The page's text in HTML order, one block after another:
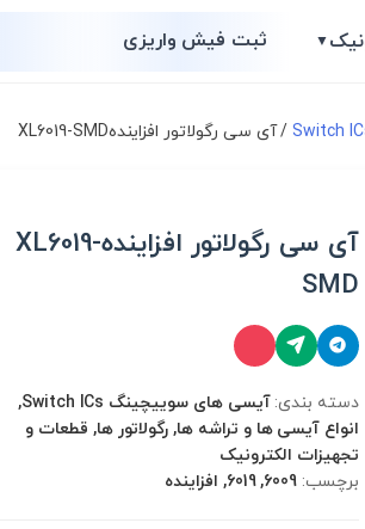
▼ ثبت فیش واریزی
/ آی سی رگولاتور افزایندهXL6019-SMD
آی سی رگولاتور افزایندهXL6019-
SMD
دسته بندی:
آیسی های سوییچینگ Switch ICs,
انواع آیسی ها و تراشه ها, رگولاتور ها, قطعات و
تجهیزات الکترونیک
برچسب: 6009, 6019, افزاینده